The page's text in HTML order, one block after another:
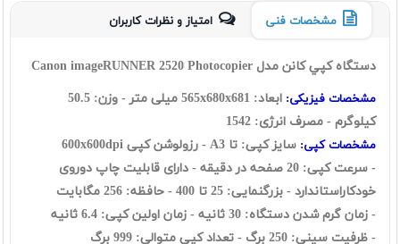
مشخصات فنی امتیاز و نظرات کاربران
دستگاه کپي کانن مدل Canon imageRUNNER 2520 Photocopier
مشخصات فيزيکی:
ابعاد: 565x680x681 ميلی متر - وزن: 50.5
کيلوگرم - مصرف انرژی: 1542
مشخصات کپی:
سايز کپی: تا A3 - رزولوشن کپی 600x600dpi
- سرعت کپی: 20 صفحه در دقيقه - دارای قابلیت چاپ دوروی
خودکاراستاندارد - بزرگنمایی: 25 تا 400 - حافظه: 256 مگابايت
- زمان گرم شدن دستگاه: 30 ثانيه - زمان اولين کپی: 6.4 ثانيه
- ظرفيت سينی: 250 برگ - تعداد کپی متوالی: 999 برگ